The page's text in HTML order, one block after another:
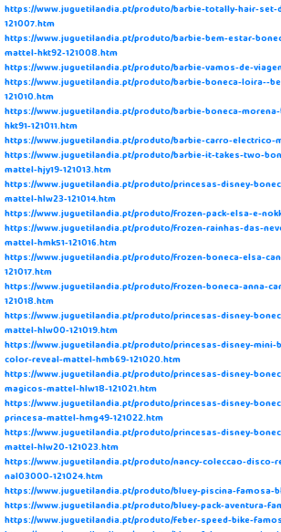
https://www.juguetilandia.pt/produto/barbie-totally-hair-
121007.htm
https://www.juguetilandia.pt/produto/barbie-bem-estar-
mattel-hkt92-121008.htm
https://www.juguetilandia.pt/produto/barbie-vamos-de-
https://www.juguetilandia.pt/produto/barbie-boneca-loira--
121010.htm
https://www.juguetilandia.pt/produto/barbie-boneca-
hkt91-121011.htm
https://www.juguetilandia.pt/produto/barbie-carro-electrico-
https://www.juguetilandia.pt/produto/barbie-it-takes-two-
mattel-hjy19-121013.htm
https://www.juguetilandia.pt/produto/princesas-disney-
mattel-hlw23-121014.htm
https://www.juguetilandia.pt/produto/frozen-pack-elsa-e-
https://www.juguetilandia.pt/produto/frozen-rainhas-das-
mattel-hmk51-121016.htm
https://www.juguetilandia.pt/produto/frozen-boneca-elsa-
121017.htm
https://www.juguetilandia.pt/produto/frozen-boneca-anna-
121018.htm
https://www.juguetilandia.pt/produto/princesas-disney-
mattel-hlw00-121019.htm
https://www.juguetilandia.pt/produto/princesas-disney-
color-reveal-mattel-hmb69-121020.htm
https://www.juguetilandia.pt/produto/princesas-disney-
magicos-mattel-hlw18-121021.htm
https://www.juguetilandia.pt/produto/princesas-disney-
princesa-mattel-hmg49-121022.htm
https://www.juguetilandia.pt/produto/princesas-disney-
mattel-hlw20-121023.htm
https://www.juguetilandia.pt/produto/nancy-coleccao-disco-
nal03000-121024.htm
https://www.juguetilandia.pt/produto/bluey-piscina-famosa-
https://www.juguetilandia.pt/produto/bluey-pack-aventura-
https://www.juguetilandia.pt/produto/feber-speed-bike-